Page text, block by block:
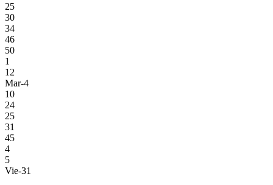
25
30
34
46
50
1
12
Mar-4
10
24
25
31
45
4
5
Vie-31